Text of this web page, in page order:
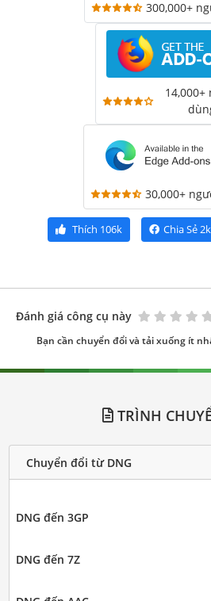
300,000+
14,000+
30,000+
Thích 106k Chia Sẻ2k
Đánh giá công cụ này
Bạn cần chuyển đổi và tải xuống ít
TRÌNH
Chuyển đổi từ DNG
DNG đến 3GP
DNG đến 7Z